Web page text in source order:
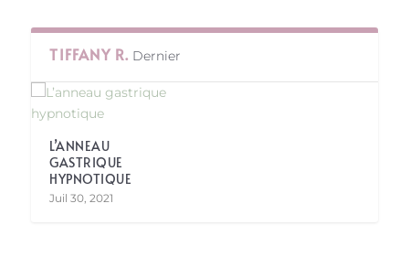
TIFFANY R. Dernier
L’ANNEAU
GASTRIQUE
HYPNOTIQUE
Juil 30, 2021